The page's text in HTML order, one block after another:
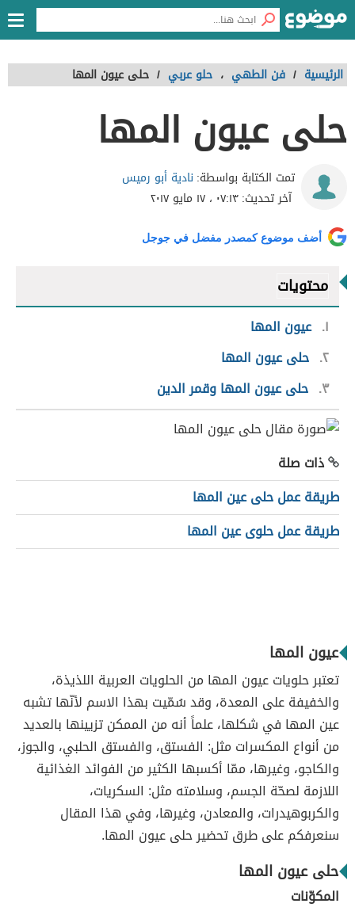
الرئيسية / فن الطهي ، حلو عربي / حلى عيون المها
حلى عيون المها
تمت الكتابة بواسطة: نادية أبو رميس
آخر تحديث:٠٧:١٣ ، ١٧ مايو ٢٠١٧
أضف موضوع كمصدر مفضل في جوجل
محتويات
١ عيون المها
٢ حلى عيون المها
٣ حلى عيون المها وقمر الدين
ذات صلة
طريقة عمل حلى عين المها
طريقة عمل حلوى عين المها
عيون المها
تعتبر حلويات عيون المها من الحلويات العربية اللذيذة،
والخفيفة على المعدة، وقد سُمّيت بهذا الاسم لأنّها تشبه
عين المها في شكلها، علماً أنه من الممكن تزيينها بالعديد
من أنواع المكسرات مثل: الفستق، والفستق الحلبي، والجوز،
والكاجو، وغيرها، ممّا أكسبها الكثير من الفوائد الغذائية
اللازمة لصحّة الجسم، وسلامته مثل: السكريات،
والكربوهيدرات، والمعادن، وغيرها، وفي هذا المقال
سنعرفكم على طرق تحضير حلى عيون المها.
حلى عيون المها
المكوّنات